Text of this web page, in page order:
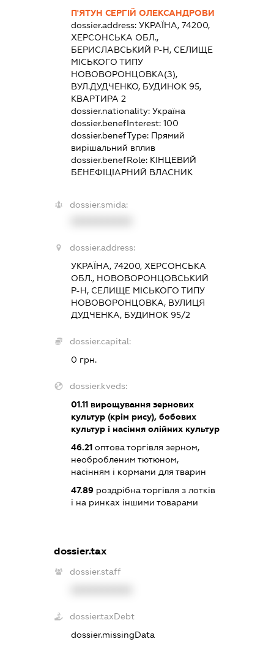
П'ЯТУН СЕРГІЙ ОЛЕКСАНДРОВИ
dossier.address:УКРАЇНА, 74200,
ХЕРСОНСЬКА ОБЛ.,
БЕРИСЛАВСЬКИЙ Р-Н, СЕЛИЩЕ
МІСЬКОГО ТИПУ
НОВОВОРОНЦОВКА(З),
ВУЛ.ДУДЧЕНКО, БУДИНОК 95,
КВАРТИРА 2
dossier.nationality:Україна
dossier.benefInterest:100
dossier.benefType: Прямий
вирішальний вплив
dossier.benefRole: КІНЦЕВИЙ
БЕНЕФІЦІАРНИЙ ВЛАСНИК
dossier.smida:
dossier.address:
УКРАЇНА, 74200, ХЕРСОНСЬКА
ОБЛ., НОВОВОРОНЦОВСЬКИЙ
Р-Н, СЕЛИЩЕ МІСЬКОГО ТИПУ
НОВОВОРОНЦОВКА, ВУЛИЦЯ
ДУДЧЕНКА, БУДИНОК 95/2
dossier.capital:
0 грн.
dossier.kveds:
01.11 вирощування зернових
культур (крім рису), бобових
культур і насіння олійних культур
46.21 оптова торгівля зерном,
необробленим тютюном,
насінням і кормами для тварин
47.89 роздрібна торгівля з лотків
і на ринках іншими товарами
dossier.tax
dossier.staff
dossier.taxDebt
dossier.missingData